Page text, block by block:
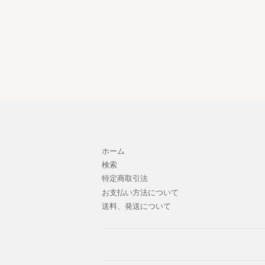
ホーム
検索
特定商取引法
お支払い方法について
送料、発送について